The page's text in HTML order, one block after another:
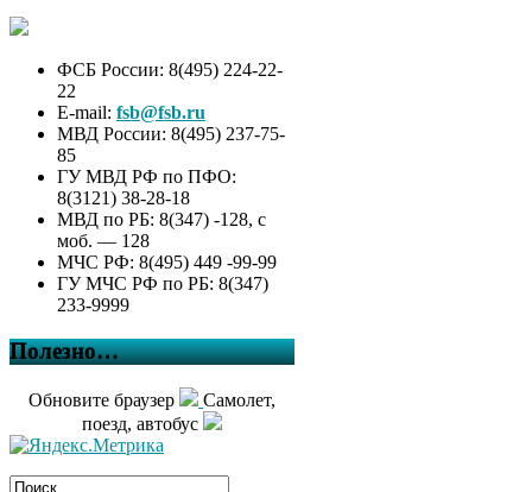
ФСБ России: 8(495) 224-22-
22
E-mail: fsb@fsb.ru
МВД России: 8(495) 237-75-
85
ГУ МВД РФ по ПФО:
8(3121) 38-28-18
МВД по РБ: 8(347) -128, с
моб. — 128
МЧС РФ: 8(495) 449 -99-99
ГУ МЧС РФ по РБ: 8(347)
233-9999
Полезно…
Обновите браузер
Самолет,
поезд, автобус